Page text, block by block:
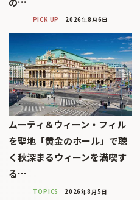
PICK UP 2026年8月6日
ムーティ＆ウィーン・フィル
を聖地「黄金のホール」で聴
く秋深まるウィーンを満喫す
る…
TOPICS 2026年8月5日